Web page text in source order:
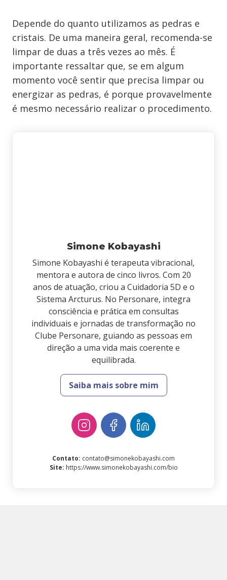
Depende do quanto utilizamos as pedras e
cristais. De uma maneira geral, recomenda-se
limpar de duas a três vezes ao mês. É
importante ressaltar que, se em algum
momento você sentir que precisa limpar ou
energizar as pedras, é porque provavelmente
é mesmo necessário realizar o procedimento.
Simone Kobayashi
Simone Kobayashi é terapeuta vibracional,
mentora e autora de cinco livros. Com 20
anos de atuação, criou a Cuidadoria 5D e o
Sistema Arcturus. No Personare, integra
consciência e prática em consultas
individuais e jornadas de transformação no
Clube Personare, guiando as pessoas em
direção a uma vida mais coerente e
equilibrada.
Saiba mais sobre mim
Contato: contato@simonekobayashi.com
Site: https://www.simonekobayashi.com/bio